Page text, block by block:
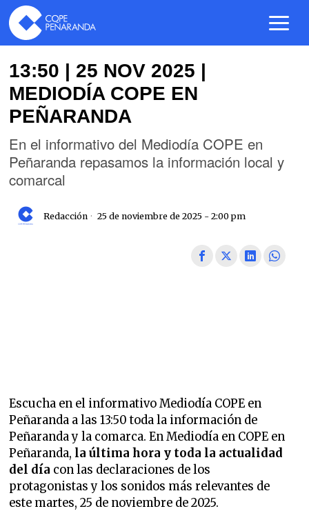
13:50 | 25 NOV 2025 |
MEDIODÍA COPE EN
PEÑARANDA
En el informativo del Mediodía COPE en
Peñaranda repasamos la información local y
comarcal
Redacción 25 de noviembre de 2025 - 2:00 pm
Escucha en el informativo Mediodía COPE en
Peñaranda a las 13:50 toda la información de
Peñaranda y la comarca. En Mediodía en COPE en
Peñaranda, la última hora y toda la actualidad
del día con las declaraciones de los
protagonistas y los sonidos más relevantes de
este martes, 25 de noviembre de 2025.